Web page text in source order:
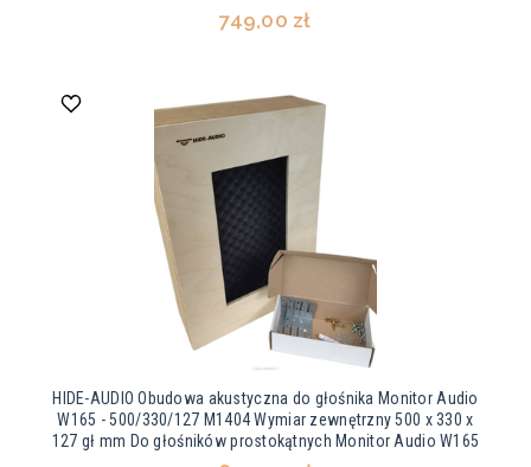
749,00 zł
HIDE-AUDIO Obudowa akustyczna do głośnika Monitor Audio
W165 - 500/330/127 M1404 Wymiar zewnętrzny 500 x 330 x
127 gł mm Do głośników prostokątnych Monitor Audio W165